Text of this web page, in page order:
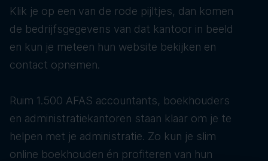
Klik je op een van de rode pijltjes, dan komen
de bedrijfsgegevens van dat kantoor in beeld
en kun je meteen hun website bekijken en
contact opnemen.
Ruim 1.500 AFAS accountants, boekhouders
en administratiekantoren staan klaar om je te
helpen met je administratie. Zo kun je slim
online boekhouden én profiteren van hun